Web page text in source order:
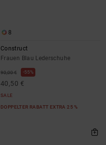
8
Construct
Frauen Blau Lederschuhe
90,00 € 55%
40,50 €
SALE
DOPPELTER RABATT EXTRA 25 %